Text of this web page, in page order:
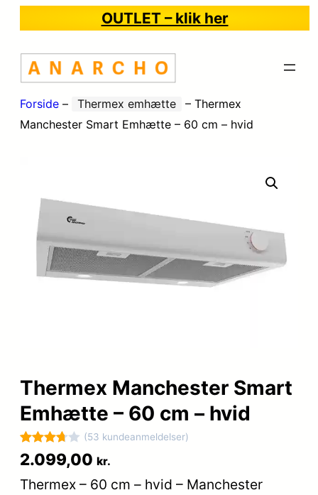
OUTLET – klik her
Forside – Thermex emhætte – Thermex
Manchester Smart Emhætte – 60 cm – hvid
Thermex Manchester Smart
Emhætte – 60 cm – hvid
Bedømt
3.7 ud
53
(53 kundeanmeldelser)
2.099,00 kr.
Thermex – 60 cm – hvid – Manchester